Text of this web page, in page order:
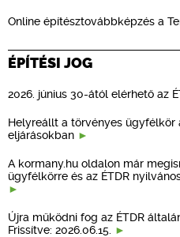
Online építésztovábbképzés a
ÉPÍTÉSI JOG
2026. június 30-ától elérhető az
Helyreállt a törvényes ügyfélkör
eljárásokban
A kormany.hu oldalon már
ügyfélkörre és az ÉTDR
Újra működni fog az ÉTDR
Frissítve: 2026.06.15.